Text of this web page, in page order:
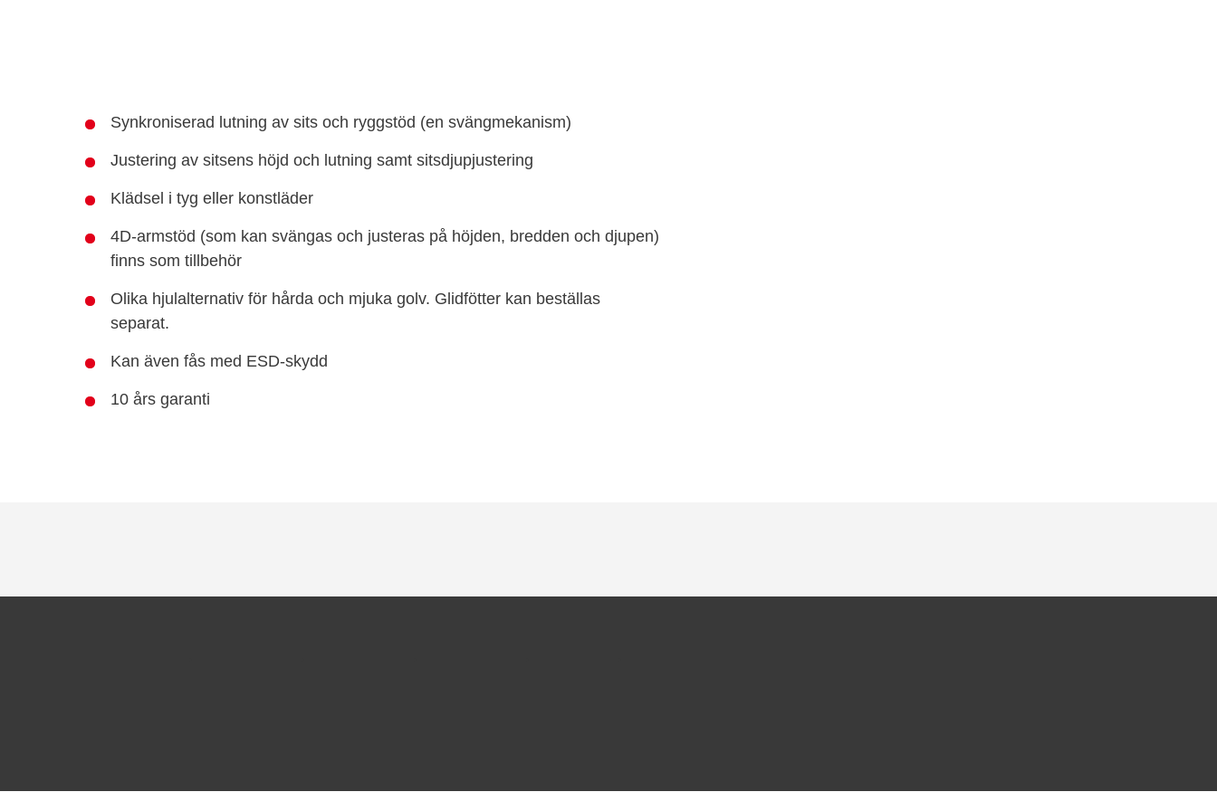
Synkroniserad lutning av sits och ryggstöd (en svängmekanism)
Justering av sitsens höjd och lutning samt sitsdjupjustering
Klädsel i tyg eller konstläder
4D-armstöd (som kan svängas och justeras på höjden, bredden och djupen)
finns som tillbehör
Olika hjulalternativ för hårda och mjuka golv. Glidfötter kan beställas
separat.
Kan även fås med ESD-skydd
10 års garanti